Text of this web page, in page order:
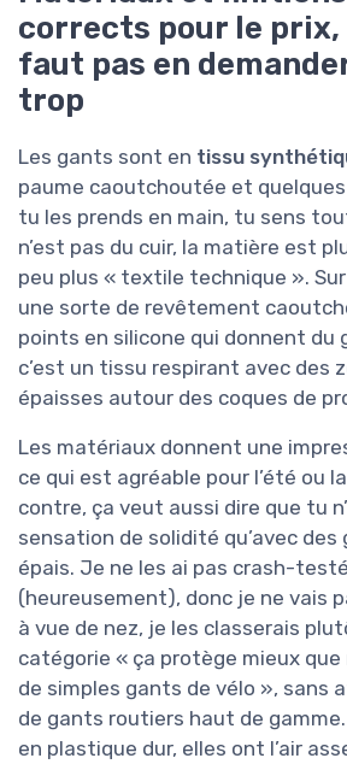
corrects pour le prix,
faut pas en
trop
Les gants sont en tissu
paume caoutchoutée et
tu les prends en main, tu sens
n’est pas du cuir, la matière est
peu plus « textile technique ».
une sorte de revêtement
points en silicone qui donnent du
c’est un tissu respirant avec des
épaisses autour des coques de
Les matériaux donnent une
ce qui est agréable pour l’été ou
contre, ça veut aussi dire que tu
sensation de solidité qu’avec des
épais. Je ne les ai pas crash-
(heureusement), donc je ne vais
à vue de nez, je les classerais
catégorie « ça protège mieux
de simples gants de vélo », sans
de gants routiers haut de
en plastique dur, elles ont l’air